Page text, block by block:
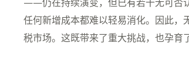
任何新增成本都难以轻易消化。因此，
税市场。这既带来了重大挑战，也孕育